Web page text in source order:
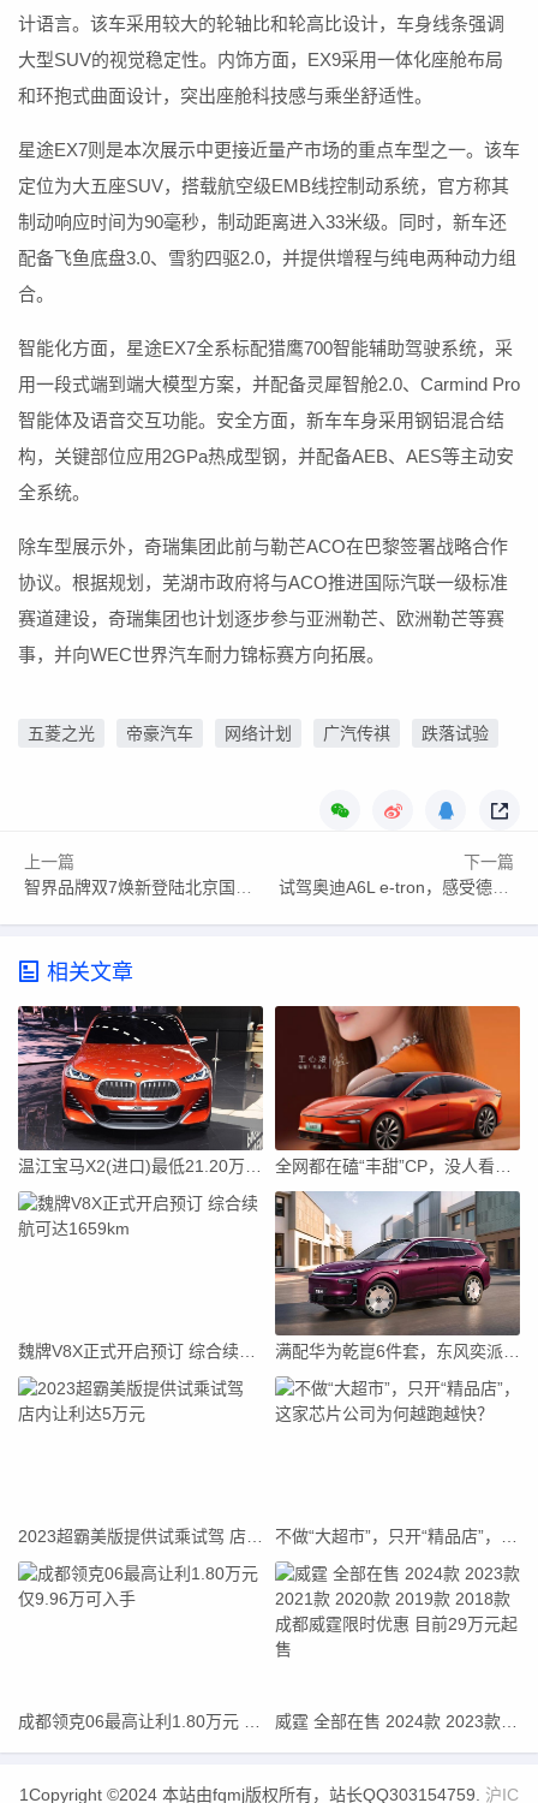
计语言。该车采用较大的轮轴比和轮高比设计，车身线条强调
大型SUV的视觉稳定性。内饰方面，EX9采用一体化座舱布局
和环抱式曲面设计，突出座舱科技感与乘坐舒适性。
星途EX7则是本次展示中更接近量产市场的重点车型之一。该车
定位为大五座SUV，搭载航空级EMB线控制动系统，官方称其
制动响应时间为90毫秒，制动距离进入33米级。同时，新车还
配备飞鱼底盘3.0、雪豹四驱2.0，并提供增程与纯电两种动力组
合。
智能化方面，星途EX7全系标配猎鹰700智能辅助驾驶系统，采
用一段式端到端大模型方案，并配备灵犀智舱2.0、Carmind Pro
智能体及语音交互功能。安全方面，新车车身采用钢铝混合结
构，关键部位应用2GPa热成型钢，并配备AEB、AES等主动安
全系统。
除车型展示外，奇瑞集团此前与勒芒ACO在巴黎签署战略合作
协议。根据规划，芜湖市政府将与ACO推进国际汽联一级标准
赛道建设，奇瑞集团也计划逐步参与亚洲勒芒、欧洲勒芒等赛
事，并向WEC世界汽车耐力锦标赛方向拓展。
五菱之光 帝豪汽车 网络计划 广汽传祺 跌落试验
上一篇
智界品牌双7焕新登陆北京国际车展
下一篇
试驾奥迪A6L e-tron，感受德系纯电顶流的决心
相关文章
温江宝马X2(进口)最低21.20万起售 优惠高达3.60万 全网都在磕“丰甜”CP，没人看懂丰田真正的野心
魏牌V8X正式开启预订 综合续航可达1659km 满配华为乾崑6件套，东风奕派造出了一台半价问界M8？
2023超霸美版提供试乘试驾 店内让利达5万元 不做“大超市”，只开“精品店”，这家芯片公司为何越跑越快？
成都领克06最高让利1.80万元 仅9.96万可入手 威霆 全部在售 2024款 2023款 2021款 2020款 2019款 2018款成都威霆限时优惠 目前29万元起售
1Copyright ©2024 本站由fqmj版权所有，站长QQ303154759. 沪IC